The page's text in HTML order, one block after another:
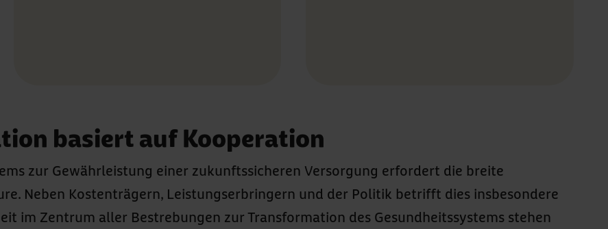
basiert auf Kooperation
zur Gewährleistung einer zukunftssicheren Versorgung erfordert die breite
Neben Kostenträgern, Leistungserbringern und der Politik betrifft dies insbesondere
im Zentrum aller Bestrebungen zur Transformation des Gesundheitssystems stehen